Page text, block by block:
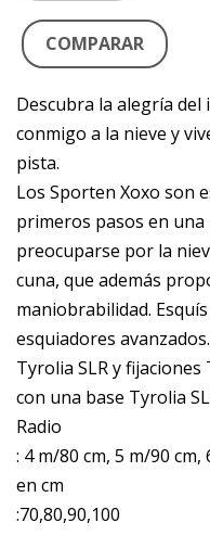
COMPARAR
Descubra la alegría del
conmigo a la nieve y
pista.
Los Sporten Xoxo son
primeros pasos en
preocuparse por la
cuna, que además
maniobrabilidad.
esquiadores
Tyrolia SLR y fijaciones
con una base Tyrolia
Radio
: 4 m/80 cm, 5 m/90
en cm
:70,80,90,100